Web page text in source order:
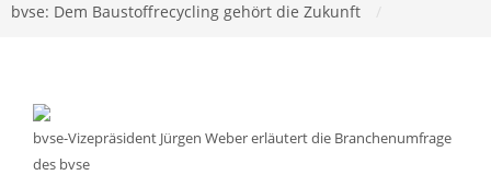
bvse: Dem Baustoffrecycling gehört die Zukunft
bvse-Vizepräsident Jürgen Weber erläutert die Branchenumfrage
des bvse